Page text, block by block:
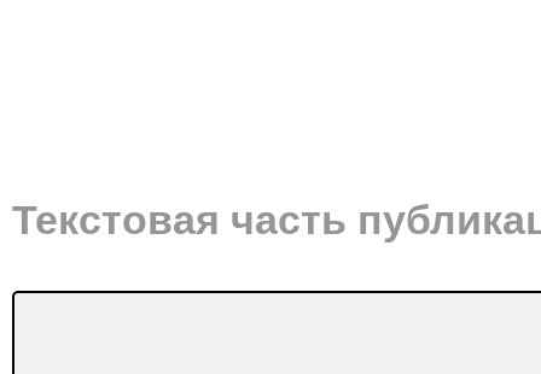
Текстовая часть